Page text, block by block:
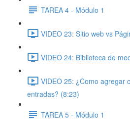
TAREA 4 - Módulo 1
VIDEO 23: Sitio web vs
VIDEO 24: Biblioteca de
VIDEO 25: ¿Como agregar
entradas? (8:23)
TAREA 5 - Módulo 1